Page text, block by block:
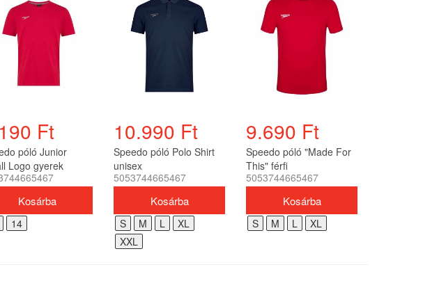
Ft
póló Junior
Logo gyerek
14
10.990 Ft
Speedo póló Polo Shirt
unisex
5053744665467
S M L
XL
XXL
9.690 Ft
Speedo póló "Made For
This" férfi
5053744665467
S M L XL